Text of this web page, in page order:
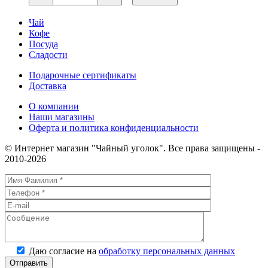
Граф
Чай
Кофе
Посуда
Сладости
Подарочные сертификаты
Доставка
О компании
Наши магазины
Оферта и политика конфиденциальности
© Интернет магазин "Чайный уголок". Все права защищены -
2010-2026
Даю согласие на обработку персональных данных